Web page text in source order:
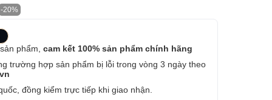
-20%
phẩm, cam kết 100% sản phẩm chính hãng
trường hợp sản phẩm bị lỗi trong vòng 3 ngày theo
đồng kiểm trực tiếp khi giao nhận.